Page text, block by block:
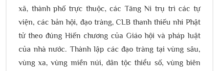
xã, thành phố trực thuộc, các Tăng Ni trụ trì các tự
viện, các bản hội, đạo tràng, CLB thanh thiếu nhi Phật
tử theo đúng Hiến chương của Giáo hội và pháp luật
của nhà nước. Thành lập các đạo tràng tại vùng sâu,
vùng xa, vùng miền núi, dân tộc thiểu số, vùng biên